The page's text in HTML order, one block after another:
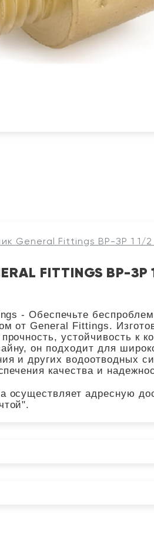
General Fittings ВР-ЗР 1 1/2
FITTINGS ВР-
- Обеспечьте
от General Fittings.
устойчивость к
он подходит для
и других водоотводных
качества и
осуществляет адресную